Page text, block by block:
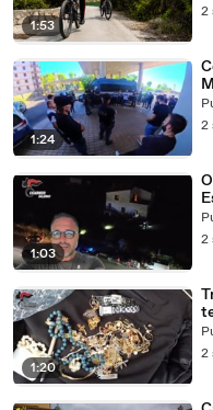
1:53
2
1:24
2
1:03
2
1:20
2